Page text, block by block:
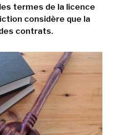
termes de la licence
considère que la
contrats.